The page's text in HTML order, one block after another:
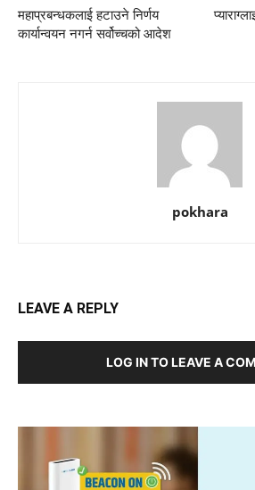
महाप्रबन्धकलाई हटाउने निर्णय
कार्यान्वयन नगर्न सर्वोच्चको आदेश
pokhara
LEAVE A REPLY
LOG IN TO LEAVE A